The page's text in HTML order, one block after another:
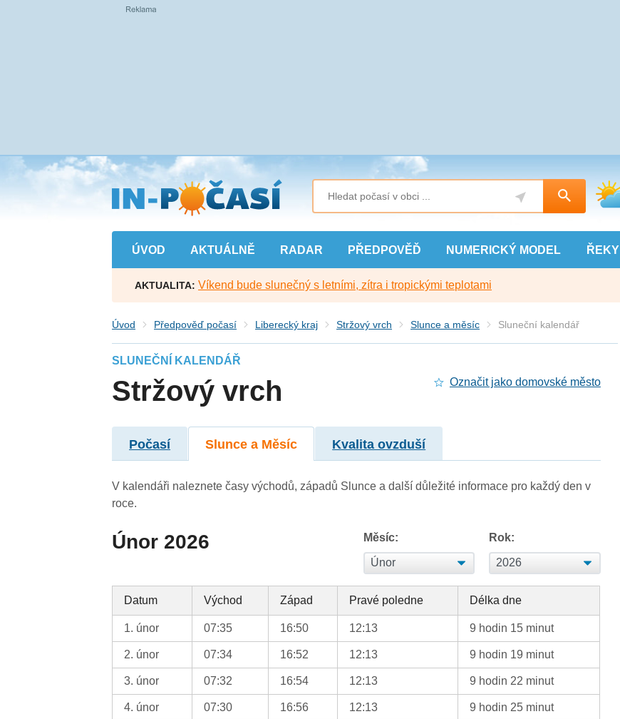
Přejít
na
hlavní
obsah
ÚVOD AKTUÁLNĚ RADAR PŘEDPOVĚĎ NUMERICKÝ MODEL ŘEKY
AKTUALITA: Víkend bude slunečný s letními, zítra i tropickými teplotami
Úvod Předpověď počasí Liberecký kraj Stržový vrch Slunce a měsíc Sluneční kalendář
SLUNEČNÍ KALENDÁŘ
Stržový vrch Označit jako domovské město
Počasí Slunce a Měsíc Kvalita ovzduší
V kalendáři naleznete časy východů, západů Slunce a další důležité informace pro každý den v
roce.
Únor 2026 Měsíc: Rok:
Datum Východ Západ Pravé poledne Délka dne
1. únor 07:35 16:50 12:13 9 hodin 15 minut
2. únor 07:34 16:52 12:13 9 hodin 19 minut
3. únor 07:32 16:54 12:13 9 hodin 22 minut
4. únor 07:30 16:56 12:13 9 hodin 25 minut